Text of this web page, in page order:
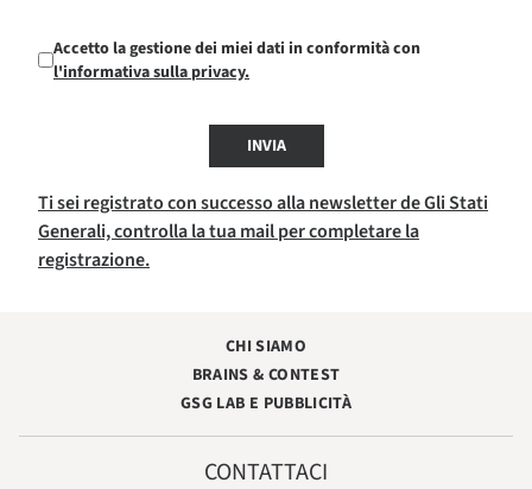
Accetto la gestione dei miei dati in conformità con
l'informativa sulla privacy.
INVIA
Ti sei registrato con successo alla newsletter de Gli Stati
Generali, controlla la tua mail per completare la
registrazione.
CHI SIAMO
BRAINS & CONTEST
GSG LAB E PUBBLICITÀ
CONTATTACI